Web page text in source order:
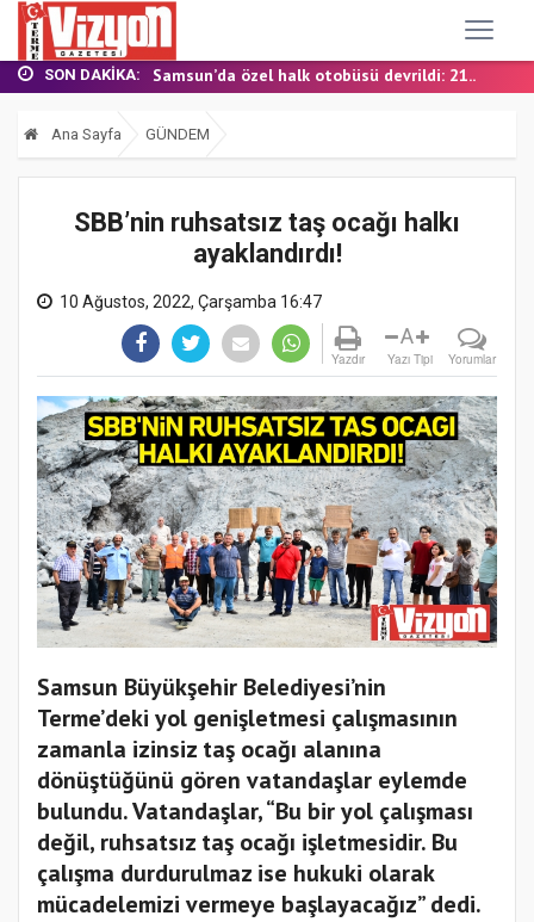
SON DAKIKA:
YALI MAHALLESİ’NDE DOĞALGAZ İÇİN İLK KAZ...
Samsun’da özel halk otobüsü devrildi: 21...
BAŞKAN ŞENOL KUL: “TERME'DE YOL YATIRIML...
TERME MHP’DE KONGRE HEYECANI
YALI MAHALLESİ’NDE DOĞALGAZ İÇİN İLK KAZ...
Ana Sayfa GÜNDEM
SBB’nin ruhsatsız taş ocağı halkı
ayaklandırdı!
10 Ağustos, 2022, Çarşamba 16:47
Yazdır
A
Yazı Tipi Yorumlar
Samsun Büyükşehir Belediyesi’nin
Terme’deki yol genişletmesi çalışmasının
zamanla izinsiz taş ocağı alanına
dönüştüğünü gören vatandaşlar eylemde
bulundu. Vatandaşlar, “Bu bir yol çalışması
değil, ruhsatsız taş ocağı işletmesidir. Bu
çalışma durdurulmaz ise hukuki olarak
mücadelemizi vermeye başlayacağız” dedi.